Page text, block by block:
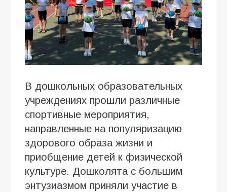
В дошкольных образовательных
учреждениях прошли различные
спортивные мероприятия,
направленные на популяризацию
здорового образа жизни и
приобщение детей к физической
культуре. Дошколята с большим
энтузиазмом приняли участие в